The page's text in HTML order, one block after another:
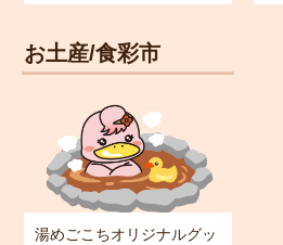
お土産/食彩市
湯めごこちオリジナルグッ